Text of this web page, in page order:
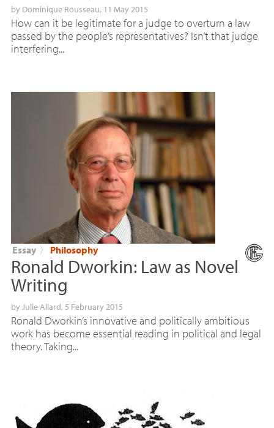
by Dominique Rousseau, 11 May 2015
How can it be legitimate for a judge to overturn a law
passed by the people’s representatives? Isn’t that judge
interfering...
Essay 〉 Philosophy
Ronald Dworkin: Law as Novel
Writing
byJulie Allard, 5 February 2015
Ronald Dworkin’s innovative and politically ambitious
work has become essential reading in political and legal
theory. Taking...